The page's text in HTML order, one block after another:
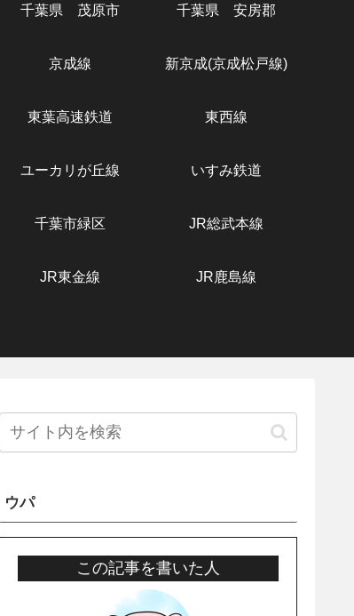
千葉県 茂原市 千葉県 安房郡
京成線 新京成(京成松戸線)
東葉高速鉄道 東西線
ユーカリが丘線 いすみ鉄道
千葉市緑区 JR総武本線
JR東金線 JR鹿島線
ウパ
この記事を書いた人